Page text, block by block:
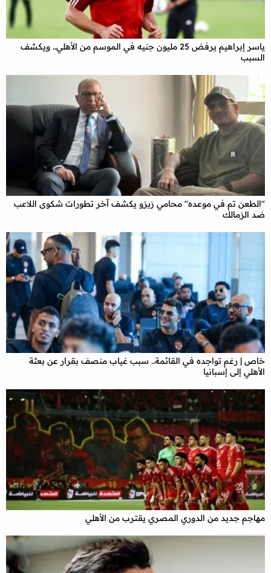
ياسر إبراهيم يرفض 25 مليون جنيه في الموسم من الأهلي.. ويكشف
السبب
"الطعن تم في موعده" محامي زيزو يكشف آخر تطورات شكوى اللاعب
ضد الزمالك
خاص | رغم تواجده في القائمة.. سبب غياب منصف بقرار عن بعثة
الأهلي إلى إسبانيا
مهاجم جديد من الدوري المصري يقترب من الأهلي